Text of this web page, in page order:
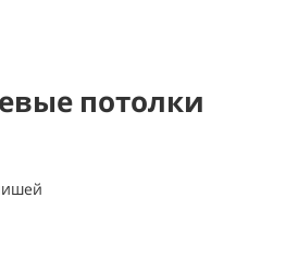
потолки